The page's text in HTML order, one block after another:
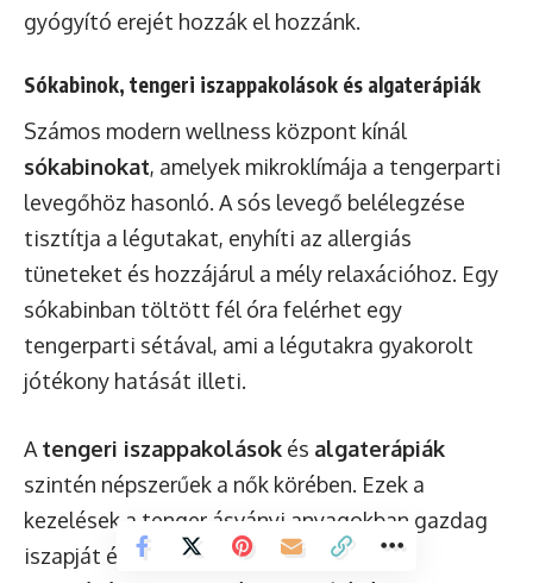
gyógyító erejét hozzák el hozzánk.
Sókabinok, tengeri iszappakolások és algaterápiák
Számos modern wellness központ kínál
sókabinokat, amelyek mikroklímája a tengerparti
levegőhöz hasonló. A sós levegő belélegzése
tisztítja a légutakat, enyhíti az allergiás
tüneteket és hozzájárul a mély relaxációhoz. Egy
sókabinban töltött fél óra felérhet egy
tengerparti sétával, ami a légutakra gyakorolt
jótékony hatását illeti.
A tengeri iszappakolások és algaterápiák
szintén népszerűek a nők körében. Ezek a
kezelések a tenger ásványi anyagokban gazdag
iszapját és az algák értékes összetevőit